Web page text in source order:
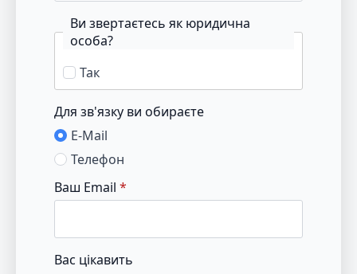
Ви звертаєтесь як юридична
особа?
Так
Для зв'язку ви обираєте
E-Mail
Телефон
Ваш Email *
Вас цікавить